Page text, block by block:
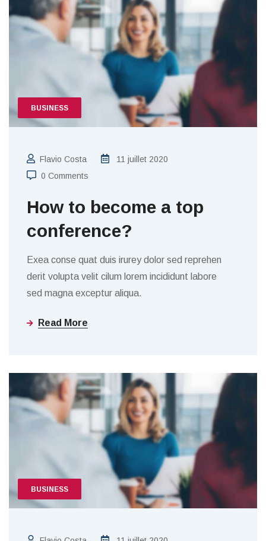
BUSINESS
Flavio Costa
11 juillet 2020
0 Comments
How to become a top
conference?
Exea conse quat duis irurey dolor sed reprehen
derit volupta velit cilum lorem incididunt labore
sed magna exceptur aliqua.
Read More
BUSINESS